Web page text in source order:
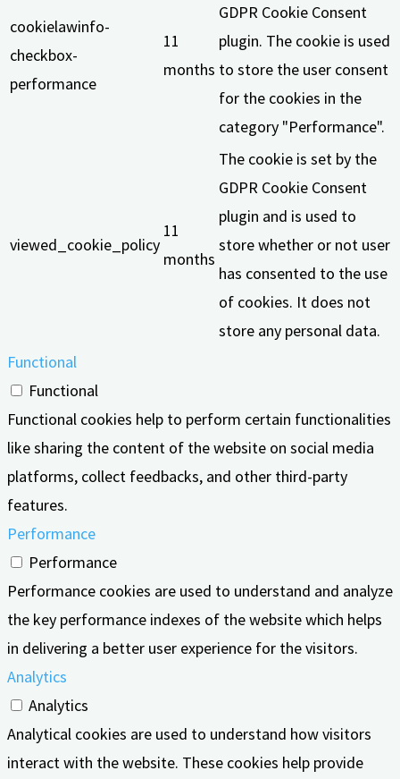
cookielawinfo-
checkbox-
performance
11
months
GDPR Cookie Consent
plugin. The cookie is used
to store the user consent
for the cookies in the
category "Performance".
viewed_cookie_policy
11
months
The cookie is set by the
GDPR Cookie Consent
plugin and is used to
store whether or not user
has consented to the use
of cookies. It does not
store any personal data.
Functional
Functional
Functional cookies help to perform certain functionalities
like sharing the content of the website on social media
platforms, collect feedbacks, and other third-party
features.
Performance
Performance
Performance cookies are used to understand and analyze
the key performance indexes of the website which helps
in delivering a better user experience for the visitors.
Analytics
Analytics
Analytical cookies are used to understand how visitors
interact with the website. These cookies help provide